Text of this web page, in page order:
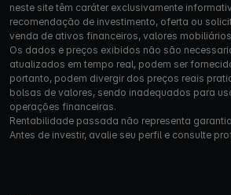
neste site têm caráter exclusivamente
recomendação de investimento, oferta ou
venda de ativos financeiros, valores
Os dados e preços exibidos não são
atualizados em tempo real, podem ser
portanto, podem divergir dos preços reais
bolsas de valores, sendo inadequados para
operações financeiras.
Rentabilidade passada não representa
Antes de investir, avalie seu perfil e consulte